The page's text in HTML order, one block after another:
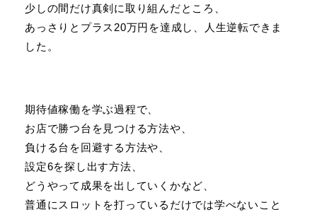
少しの間だけ真剣に取り組んだところ、
あっさりとプラス20万円を達成し、人生逆転できま
した。
期待値稼働を学ぶ過程で、
お店で勝つ台を見つける方法や、
負ける台を回避する方法や、
設定6を探し出す方法、
どうやって成果を出していくかなど、
普通にスロットを打っているだけでは学べないこと